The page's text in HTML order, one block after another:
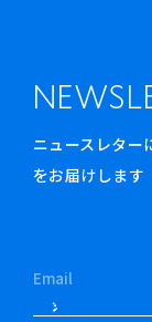
ニュースレター
をお届けします